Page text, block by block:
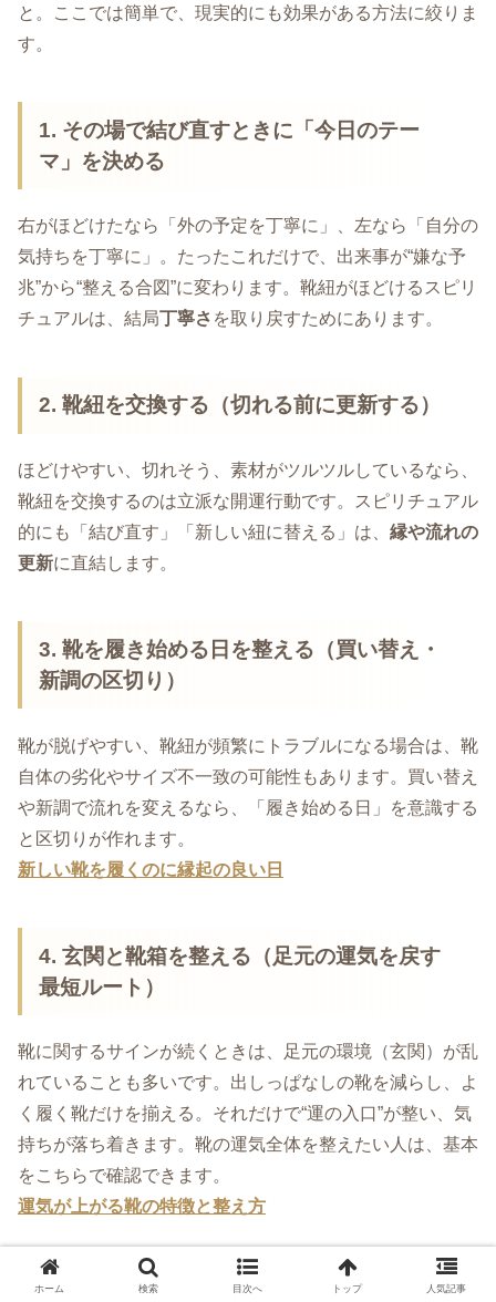
と。ここでは簡単で、現実的にも効果がある方法に絞りま
す。
1. その場で結び直すときに「今日のテー
マ」を決める
右がほどけたなら「外の予定を丁寧に」、左なら「自分の
気持ちを丁寧に」。たったこれだけで、出来事が“嫌な予
兆”から“整える合図”に変わります。靴紐がほどけるスピリ
チュアルは、結局丁寧さ を取り戻すためにあります。
2. 靴紐を交換する（切れる前に更新する）
ほどけやすい、切れそう、素材がツルツルしているなら、
靴紐を交換するのは立派な開運行動です。スピリチュアル
的にも「結び直す」「新しい紐に替える」は、 縁や流れの
更新に直結します。
3. 靴を履き始める日を整える（買い替え・
新調の区切り）
靴が脱げやすい、靴紐が頻繁にトラブルになる場合は、靴
自体の劣化やサイズ不一致の可能性もあります。買い替え
や新調で流れを変えるなら、「履き始める日」を意識する
と区切りが作れます。
新しい靴を履くのに縁起の良い日
4. 玄関と靴箱を整える（足元の運気を戻す
最短ルート）
靴に関するサインが続くときは、足元の環境（玄関）が乱
れていることも多いです。出しっぱなしの靴を減らし、よ
く履く靴だけを揃える。それだけで“運の入口”が整い、気
持ちが落ち着きます。靴の運気全体を整えたい人は、基本
をこちらで確認できます。
運気が上がる靴の特徴と整え方
ホーム 検索 目次へ トップ 人気記事